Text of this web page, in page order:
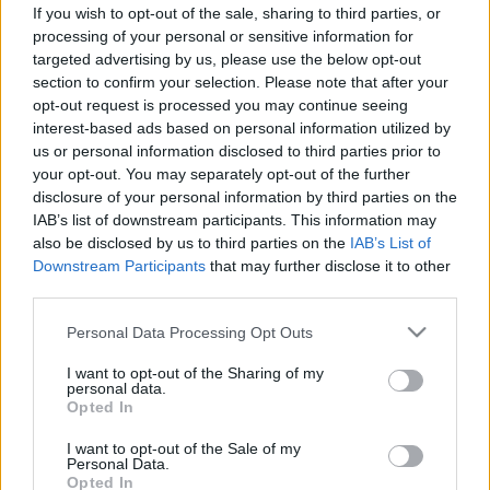
If you wish to opt-out of the sale, sharing to third parties, or
processing of your personal or sensitive information for
targeted advertising by us, please use the below opt-out
section to confirm your selection. Please note that after your
opt-out request is processed you may continue seeing
interest-based ads based on personal information utilized by
us or personal information disclosed to third parties prior to
your opt-out. You may separately opt-out of the further
disclosure of your personal information by third parties on the
IAB’s list of downstream participants. This information may
also be disclosed by us to third parties on the IAB’s List of
Downstream Participants that may further disclose it to other
Please note that this website/app uses one or more Google
not limited to your visit or usage behaviour. You may click to
grant or deny consent to Google and its third-party tags to
use your data for below specified purposes in below Google
consent section.
Personal Data Processing Opt Outs
I want to opt-out of the Sharing of my
personal data.
Opted In
I want to opt-out of the Sale of my
Personal Data.
Opted In
fehérvérsejtszáma